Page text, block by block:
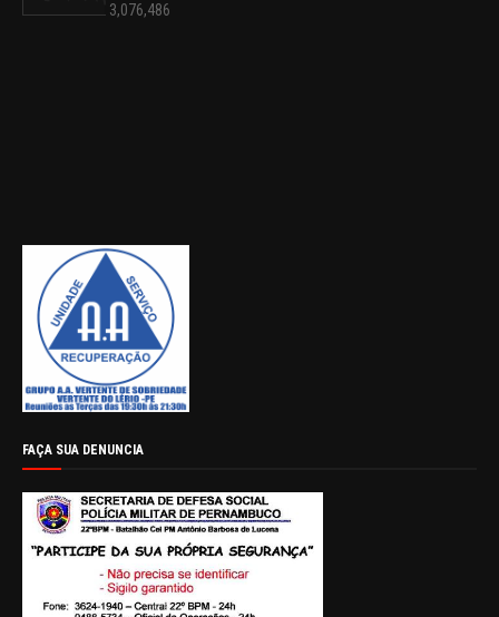
3,076,486
FAÇA SUA DENUNCIA